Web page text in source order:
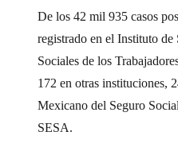
De los 42 mil 935 casos
registrado en el Instituto
Sociales de los
172 en otras instituciones,
Mexicano del Seguro
SESA.